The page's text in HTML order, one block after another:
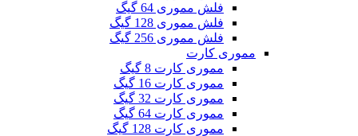
فلش مموری 64 گیگ
فلش مموری 128 گیگ
فلش مموری 256 گیگ
مموری کارت
مموری کارت 8 گیگ
مموری کارت 16 گیگ
مموری کارت 32 گیگ
مموری کارت 64 گیگ
مموری کارت 128 گیگ